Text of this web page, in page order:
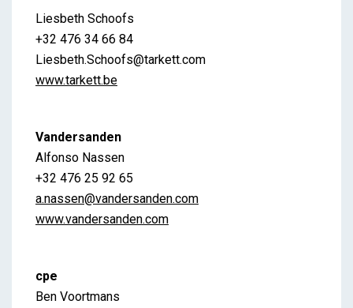
Liesbeth Schoofs
+32 476 34 66 84
Liesbeth.Schoofs@tarkett.com
www.tarkett.be
Vandersanden
Alfonso Nassen
+32 476 25 92 65
a.nassen@vandersanden.com
www.vandersanden.com
cpe
Ben Voortmans